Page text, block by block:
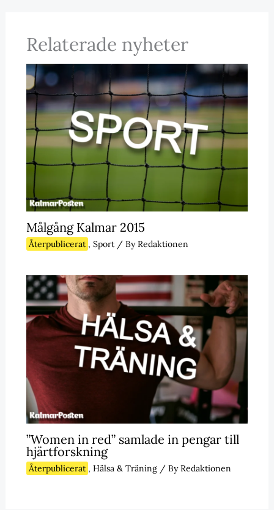
Relaterade nyheter
Målgång Kalmar 2015
Återpublicerat , Sport/ ByRedaktionen
”Women in red” samlade in pengar till
hjärtforskning
Återpublicerat , Hälsa & Träning/ ByRedaktionen